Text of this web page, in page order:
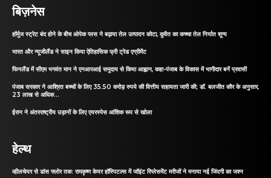
बिज़नेस
हॉर्मुज स्ट्रेट बंद होने के बीच ओपेक प्लस ने बढ़ाया तेल उत्पादन कोटा, कुवैत का कच्चा तेल निर्यात शून्य
भारत और न्यूजीलैंड ने साइन किया ऐतिहासिक फ्री ट्रेड एग्रीमेंट
फिनलैंड में सीएम भगवंत मान ने एनआरआई समुदाय से किया आह्वान, कहा-पंजाब के विकास में भागीदार बनें प्रवासी
पंजाब सरकार ने आश्रित बच्चों के लिए 35.50 करोड़ रुपये की वित्तीय सहायता जारी की; डॉ. बलजीत कौर के अनुसार,
23 लाख से अधिक...
ईरान ने अंतरराष्ट्रीय उड़ानों के लिए एयरस्पेस आंशिक रूप से खोला
हेल्थ
व्हीलचेयर से डांस फ्लोर तक: रामकृष्ण केयर हॉस्पिटल्स में जॉइंट रिप्लेसमेंट मरीजों ने मनाया नई जिंदगी का जश्न